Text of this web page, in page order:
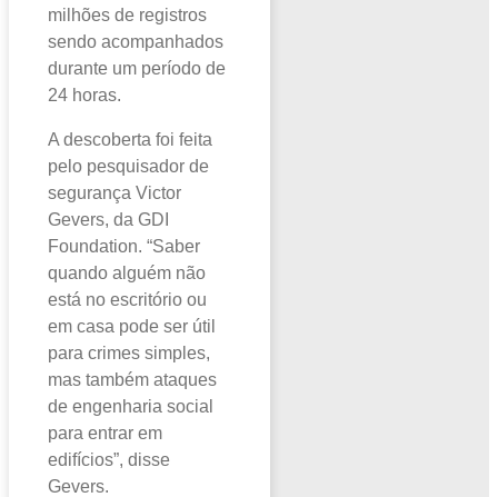
milhões de registros
sendo acompanhados
durante um período de
24 horas.
A descoberta foi feita
pelo pesquisador de
segurança Victor
Gevers, da GDI
Foundation. “Saber
quando alguém não
está no escritório ou
em casa pode ser útil
para crimes simples,
mas também ataques
de engenharia social
para entrar em
edifícios”, disse
Gevers.